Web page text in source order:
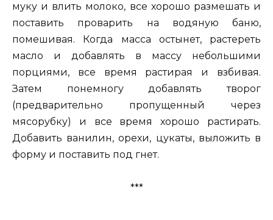
муку и влить молоко, все хорошо размешать и
поставить проварить на водяную баню,
помешивая. Когда масса остынет, растереть
масло и добавлять в массу небольшими
порциями, все время растирая и взбивая.
Затем понемногу добавлять творог
(предварительно пропущенный через
мясорубку) и все время хорошо растирать.
Добавить ванилин, орехи, цукаты, выложить в
форму и поставить под гнет.
***